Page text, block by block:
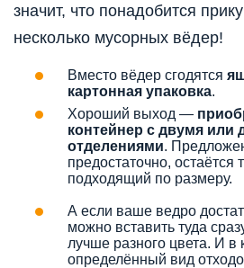
значит, что понадобится
несколько мусорных вёдер!
Вместо вёдер сгодятся
картонная упаковка.
Хороший выход —
контейнер с двумя или
отделениями.
предостаточно, остаётся
подходящий по размеру.
А если ваше ведро
можно вставить туда
лучше разного цвета. И
определённый вид